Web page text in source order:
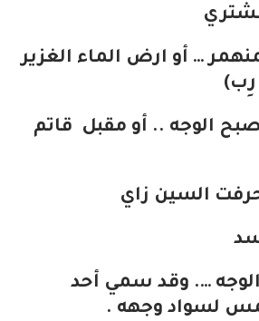
… أو ارض الماء الغزير
رِب)
الوجه .. أو مقبل قاتم
حرفت السين زاي
…. وقد سمي أحد
لسواد وجهه .